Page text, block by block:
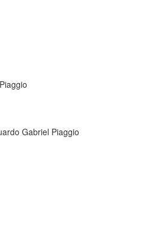
Gabriel Piaggio